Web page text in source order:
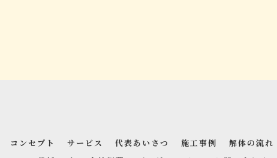
コンセプト サービス 代表あいさつ 施工事例 解体の流れ